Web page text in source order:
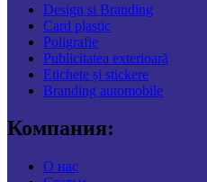
Design si Branding
Card plastic
Poligrafie
Publicitatea exterioară
Etichete și stickere
Branding automobile
Компания:
О нас